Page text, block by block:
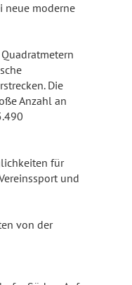
neue moderne
Die
Anzahl an
für
und
von der